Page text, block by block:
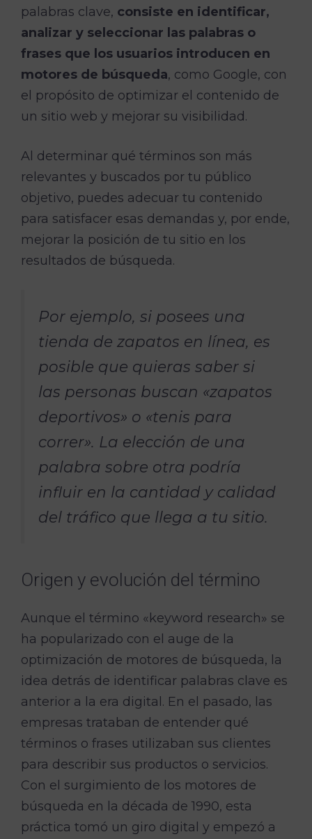
palabras clave, consiste en identificar,
analizar y seleccionar las palabras o
frases que los usuarios introducen en
motores de búsqueda, como Google, con
el propósito de optimizar el contenido de
un sitio web y mejorar su visibilidad.
Al determinar qué términos son más
relevantes y buscados por tu público
objetivo, puedes adecuar tu contenido
para satisfacer esas demandas y, por ende,
mejorar la posición de tu sitio en los
resultados de búsqueda.
Por ejemplo, si posees una
tienda de zapatos en línea, es
posible que quieras saber si
las personas buscan «zapatos
deportivos» o «tenis para
correr». La elección de una
palabra sobre otra podría
influir en la cantidad y calidad
del tráfico que llega a tu sitio.
Origen y evolución del término
Aunque el término «keyword research» se
ha popularizado con el auge de la
optimización de motores de búsqueda, la
idea detrás de identificar palabras clave es
anterior a la era digital. En el pasado, las
empresas trataban de entender qué
términos o frases utilizaban sus clientes
para describir sus productos o servicios.
Con el surgimiento de los motores de
búsqueda en la década de 1990, esta
práctica tomó un giro digital y empezó a